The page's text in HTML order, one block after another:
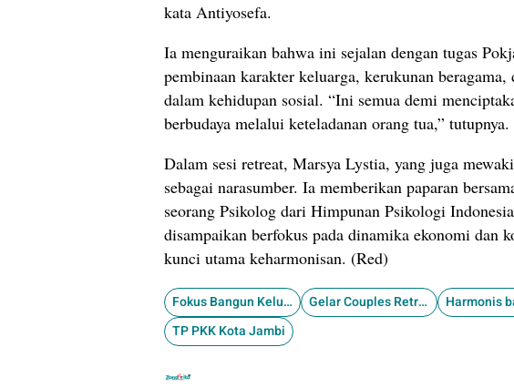
kata Antiyosefa.
Ia menguraikan bahwa ini sejalan dengan tugas
pembinaan karakter keluarga, kerukunan
dalam kehidupan sosial. “Ini semua demi
berbudaya melalui keteladanan orang tua,” tutupnya.
​Dalam sesi retreat, Marsya Lystia, yang juga
sebagai narasumber. Ia memberikan paparan
seorang Psikolog dari Himpunan Psikologi
disampaikan berfokus pada dinamika ekonomi dan
kunci utama keharmonisan. (Red)
Fokus Bangun Keluarga Gelar Couples Retreat Level Up Bahagia
TP PKK Kota Jambi